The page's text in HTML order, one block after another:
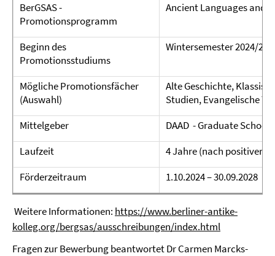
BerGSAS -
Promotionsprogramm
Ancient Languages and
Beginn des
Promotionsstudiums
Wintersemester 2024/25
Mögliche Promotionsfächer
(Auswahl)
Alte Geschichte,
Studien, Evangelische
Mittelgeber
DAAD - Graduate
Laufzeit
4 Jahre (nach positiver
Förderzeitraum
1.10.2024 – 30.09.2028
Weitere Informationen: https://www.berliner-antike-
kolleg.org/bergsas/ausschreibungen/index.html
Fragen zur Bewerbung beantwortet Dr Carmen Marcks-